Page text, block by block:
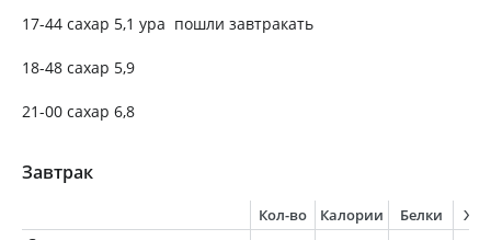
17-44 сахар 5,1 ура пошли завтракать
18-48 сахар 5,9
21-00 сахар 6,8
Завтрак
Кол-во Калории Белки